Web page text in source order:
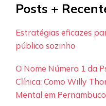
Posts +
Estratégias eficazes
público sozinho
O Nome Número 1 da
Clínica: Como Willy
Mental em